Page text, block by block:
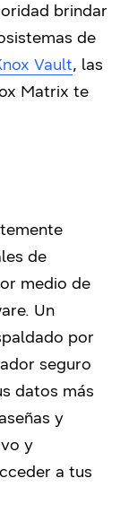
brindar
de
Vault, las
Matrix te
de
medio de
Un
por
seguro
datos más
y
y
a tus